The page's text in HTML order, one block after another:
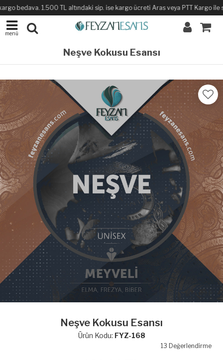
bedava. 1.500 TL altındaki sip. ise kargo ücreti Aras veya PTT Kargo ile
menü
Neşve Kokusu Esansı
Neşve Kokusu Esansı
Ürün Kodu: FYZ-168
13 Değerlendirme